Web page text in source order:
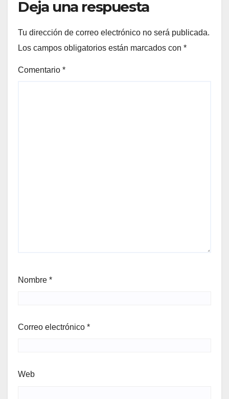
Deja una respuesta
Tu dirección de correo electrónico no será publicada.
Los campos obligatorios están marcados con *
Comentario *
Nombre *
Correo electrónico *
Web